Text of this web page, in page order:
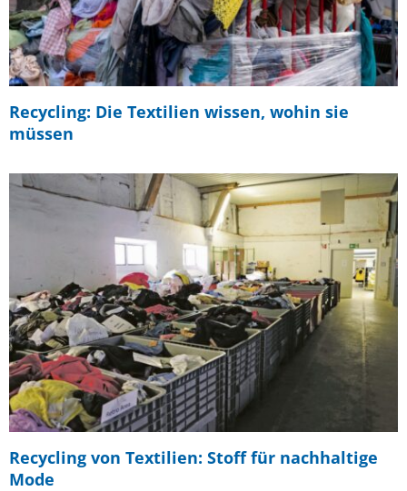
Recycling: Die Textilien wissen, wohin sie
müssen
Recycling von Textilien: Stoff für nachhaltige
Mode